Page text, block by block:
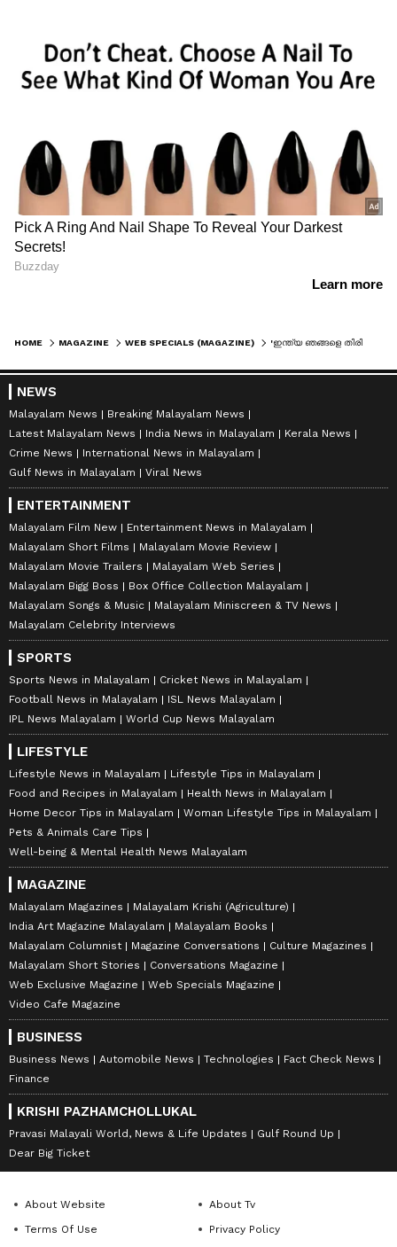
HOME MAGAZINE WEB SPECIALS (MAGAZINE)
NEWS
Malayalam News
Breaking Malayalam News
Latest Malayalam News
India News in Malayalam
Kerala News
Crime News
International News in Malayalam
Gulf News in Malayalam
Viral News
ENTERTAINMENT
Malayalam Film New
Entertainment News in Malayalam
Malayalam Short Films
Malayalam Movie Review
Malayalam Movie Trailers
Malayalam Web Series
Malayalam Bigg Boss
Box Office Collection Malayalam
Malayalam Songs & Music
Malayalam Miniscreen & TV News
Malayalam Celebrity Interviews
SPORTS
Sports News in Malayalam
Cricket News in Malayalam
Football News in Malayalam
ISL News Malayalam
IPL News Malayalam
World Cup News Malayalam
LIFESTYLE
Lifestyle News in Malayalam
Lifestyle Tips in Malayalam
Food and Recipes in Malayalam
Health News in Malayalam
Home Decor Tips in Malayalam
Woman Lifestyle Tips in Malayalam
Pets & Animals Care Tips
Well-being & Mental Health News Malayalam
MAGAZINE
Malayalam Magazines
Malayalam Krishi (Agriculture)
India Art Magazine Malayalam
Malayalam Books
Malayalam Columnist
Magazine Conversations
Culture Magazines
Malayalam Short Stories
Conversations Magazine
Web Exclusive Magazine
Web Specials Magazine
Video Cafe Magazine
BUSINESS
Business News Automobile News Technologies
Fact Check News
Finance
KRISHI PAZHAMCHOLLUKAL
Pravasi Malayali World, News & Life Updates
Gulf Round Up
Dear Big Ticket
About Website
About Tv
Terms Of Use
Privacy Policy